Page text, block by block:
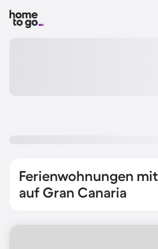
Ferienwohnungen
auf Gran Canaria